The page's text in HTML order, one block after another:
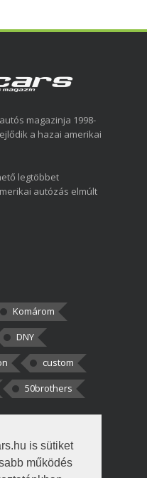
is sütiket
működés
magazinja 1998-
a hazai amerikai
legtöbbet
autózás elmúlt
Komárom
DNY
custom
50brothers
Én csak két
hogy fél autót,